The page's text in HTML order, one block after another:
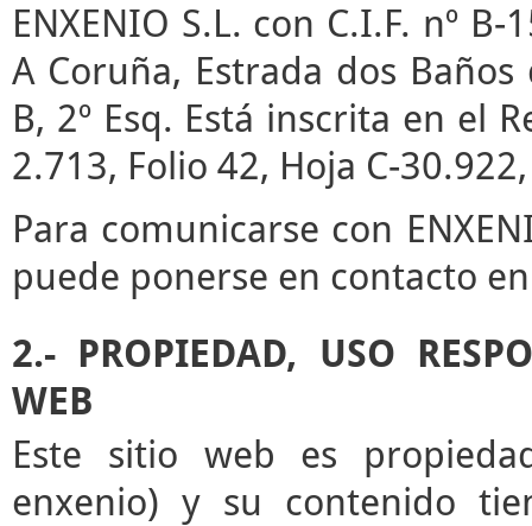
ENXENIO S.L. con C.I.F. nº
A Coruña, Estrada dos
B, 2º Esq. Está inscrita en el
2.713, Folio 42, Hoja C-
Para comunicarse con
puede ponerse en contacto
2.- PROPIEDAD, USO
WEB
Este sitio web es
enxenio) y su contenido